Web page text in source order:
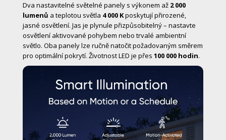
Dva nastavitelné světelné panely s výkonem až 2 000
lumenů a teplotou světla 4 000 Kposkytují přirozené,
jasné osvětlení. Jas je plynule přizpůsobitelný – nastavte
osvětlení aktivované pohybem nebo trvalé ambientní
světlo. Oba panely lze ručně natočit požadovaným směrem
pro optimální pokrytí. Životnost LED je přes 100 000 hodin.